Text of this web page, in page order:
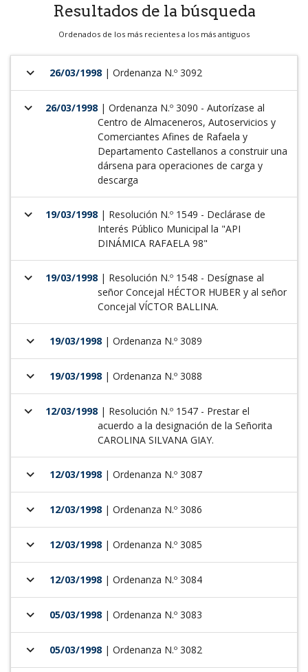
Resultados de la búsqueda
Ordenados de los más recientes a los más antiguos
keyboard_arrow_down 26/03/1998 | Ordenanza N.º 3092
keyboard_arrow_down 26/03/1998 | Ordenanza N.º 3090 - Autorízase al
Centro de Almaceneros, Autoservicios y
Comerciantes Afines de Rafaela y
Departamento Castellanos a construir una
dársena para operaciones de carga y
descarga
keyboard_arrow_down 19/03/1998 | Resolución N.º 1549 - Declárase de
Interés Público Municipal la "API
DINÁMICA RAFAELA 98"
keyboard_arrow_down 19/03/1998 | Resolución N.º 1548 - Desígnase al
señor Concejal HÉCTOR HUBER y al señor
Concejal VÍCTOR BALLINA.
keyboard_arrow_down 19/03/1998 | Ordenanza N.º 3089
keyboard_arrow_down 19/03/1998 | Ordenanza N.º 3088
keyboard_arrow_down 12/03/1998 | Resolución N.º 1547 - Prestar el
acuerdo a la designación de la Señorita
CAROLINA SILVANA GIAY.
keyboard_arrow_down 12/03/1998 | Ordenanza N.º 3087
keyboard_arrow_down 12/03/1998 | Ordenanza N.º 3086
keyboard_arrow_down 12/03/1998 | Ordenanza N.º 3085
keyboard_arrow_down 12/03/1998 | Ordenanza N.º 3084
keyboard_arrow_down 05/03/1998 | Ordenanza N.º 3083
keyboard_arrow_down 05/03/1998 | Ordenanza N.º 3082